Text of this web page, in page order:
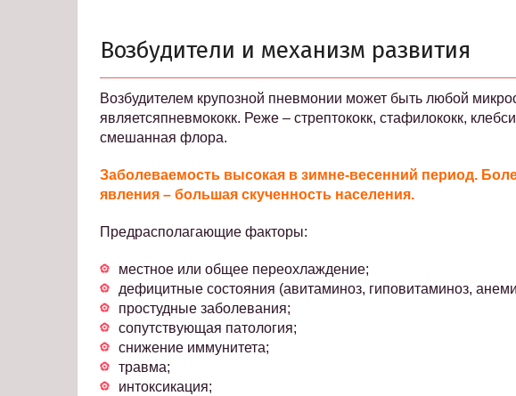
Возбудители и механизм развития
Возбудителем крупозной пневмонии может быть любой
являетсяпневмококк. Реже – стрептококк, стафилококк,
смешанная флора.
Заболеваемость высокая в зимне-весенний период.
явления – большая скученность населения.
Предрасполагающие факторы:
местное или общее переохлаждение;
дефицитные состояния (авитаминоз, гиповитаминоз,
простудные заболевания;
сопутствующая патология;
снижение иммунитета;
травма;
интоксикация;